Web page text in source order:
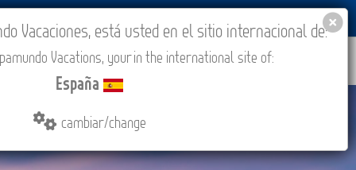
COMPRAR CONTACTO MÁS
Vacaciones, está usted en el sitio internacional de:
Vacations, your in the international site of:
España
cambiar/change